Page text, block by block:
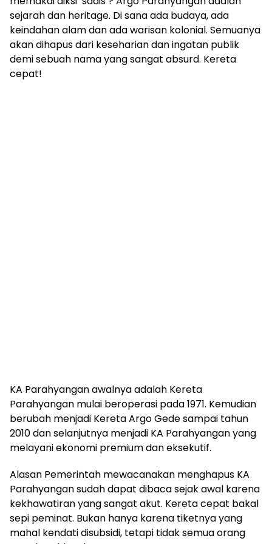
sejarah dan heritage. Di sana ada budaya, ada
keindahan alam dan ada warisan kolonial. Semuanya
akan dihapus dari keseharian dan ingatan publik
demi sebuah nama yang sangat absurd. Kereta
cepat!
KA Parahyangan awalnya adalah Kereta
Parahyangan mulai beroperasi pada 1971. Kemudian
berubah menjadi Kereta Argo Gede sampai tahun
2010 dan selanjutnya menjadi KA Parahyangan yang
melayani ekonomi premium dan eksekutif.
Alasan Pemerintah mewacanakan menghapus KA
Parahyangan sudah dapat dibaca sejak awal karena
kekhawatiran yang sangat akut. Kereta cepat bakal
sepi peminat. Bukan hanya karena tiketnya yang
mahal kendati disubsidi, tetapi tidak semua orang